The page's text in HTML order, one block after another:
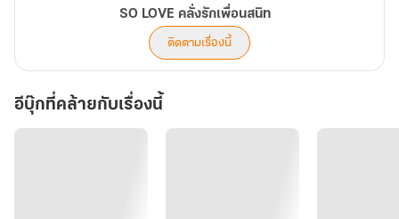
เล่ห์รักนายวายร้าย [รันเวย์-แพรดาว]
เมียบิ๊กบอส [บิ๊กบอส-สปาย]
ไอศูรย์(ไร้)เมียรัก [พี่ใหญ่-มัดหมี่]
So Love คลั่งรักเพื่อนสนิท [ไรเฟิล-ณิชา]
Bad Love พันธะรัก [คิมหันต์-พริกหวาน]
(ถึงจะเป็นเซ็ทซีรีย์ก็หาสามารถอ่านแยกเล่มได้ค่ะ)
SO LOVE คลั่งรักเพื่อนสนิท
ติดตามเรื่องนี้
อีบุ๊กที่คล้ายกับเรื่องนี้